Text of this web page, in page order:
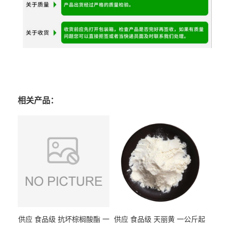
相关产品：
供应 食品级 抗坏棕榈酸酯 一
供应 食品级 天丽黄 一公斤起